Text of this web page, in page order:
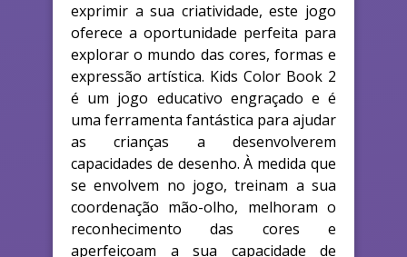
exprimir a sua criatividade, este jogo
oferece a oportunidade perfeita para
explorar o mundo das cores, formas e
expressão artística. Kids Color Book 2
é um jogo educativo engraçado e é
uma ferramenta fantástica para ajudar
as crianças a desenvolverem
capacidades de desenho. À medida que
se envolvem no jogo, treinam a sua
coordenação mão-olho, melhoram o
reconhecimento das cores e
aperfeiçoam a sua capacidade de